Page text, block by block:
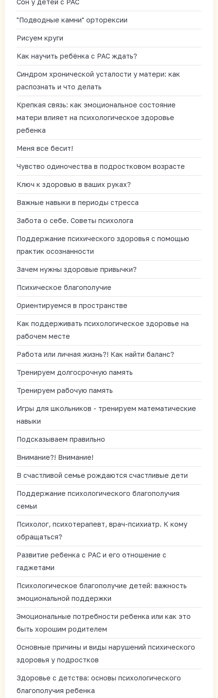
Сон у детей с РАС
"Подводные камни" орторексии
Рисуем круги
Как научить ребёнка с РАС ждать?
Синдром хронической усталости у матери: как
распознать и что делать
Крепкая связь: как эмоциональное состояние
матери влияет на психологическое здоровье
ребенка
Меня все бесит!
Чувство одиночества в подростковом возрасте
Ключ к здоровью в ваших руках?
Важные навыки в периоды стресса
Забота о себе. Советы психолога
Поддержание психического здоровья с помощью
практик осознанности
Зачем нужны здоровые привычки?
Психическое благополучие
Ориентируемся в пространстве
Как поддерживать психологическое здоровье на
рабочем месте
Работа или личная жизнь?! Как найти баланс?
Тренируем долгосрочную память
Тренируем рабочую память
Игры для школьников - тренируем математические
навыки
Подсказываем правильно
Внимание?! Внимание!
В счастливой семье рождаются счастливые дети
Поддержание психологического благополучия
семьи
Психолог, психотерапевт, врач-психиатр. К кому
обращаться?
Развитие ребенка с РАС и его отношение с
гаджетами
Психологическое благополучие детей: важность
эмоциональной поддержки
Эмоциональные потребности ребенка или как это
быть хорошим родителем
Основные причины и виды нарушений психического
здоровья у подростков
Здоровье с детства: основы психологического
благополучия ребенка